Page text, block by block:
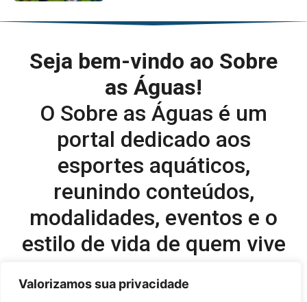
Valorizamos sua privacidade
Seja bem-vindo ao Sobre
as Águas!
O Sobre as Águas é um
portal dedicado aos
esportes aquáticos,
reunindo conteúdos,
modalidades, eventos e o
estilo de vida de quem vive